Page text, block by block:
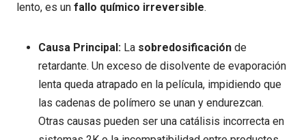
lento, es un fallo químico irreversible.
Causa Principal: La sobredosificación de
retardante. Un exceso de disolvente de evaporación
lenta queda atrapado en la película, impidiendo que
las cadenas de polímero se unan y endurezcan.
Otras causas pueden ser una catálisis incorrecta en